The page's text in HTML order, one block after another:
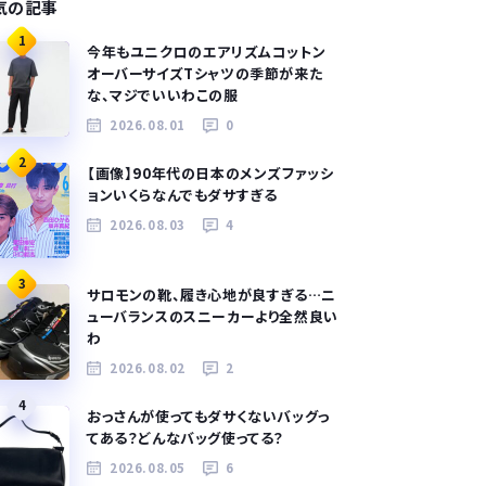
の記事
1
今年もユニクロのエアリズムコットン
オーバーサイズTシャツの季節が来た
な、マジでいいわこの服
2026.08.01 0
2
【画像】90年代の日本のメンズファッシ
ョンいくらなんでもダサすぎる
2026.08.03 4
3
サロモンの靴、履き心地が良すぎる…ニ
ューバランスのスニーカーより全然良い
わ
2026.08.02 2
4
おっさんが使ってもダサくないバッグっ
てある？どんなバッグ使ってる？
2026.08.05 6